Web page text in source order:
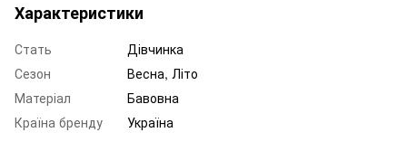
Характеристики
Стать
Дівчинка
Сезон
Весна, Літо
Матеріал
Бавовна
Країна бренду
Україна